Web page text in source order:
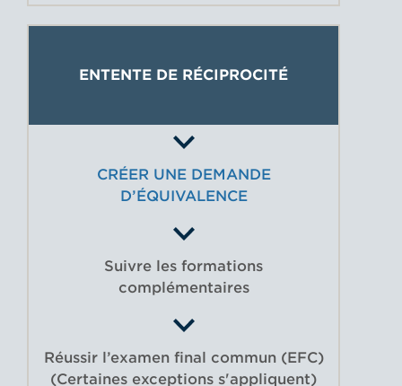
ENTENTE DE RÉCIPROCITÉ
CRÉER UNE DEMANDE
D’ÉQUIVALENCE
Suivre les formations
complémentaires
Réussir l’examen final commun (EFC)
(Certaines exceptions s'appliquent)